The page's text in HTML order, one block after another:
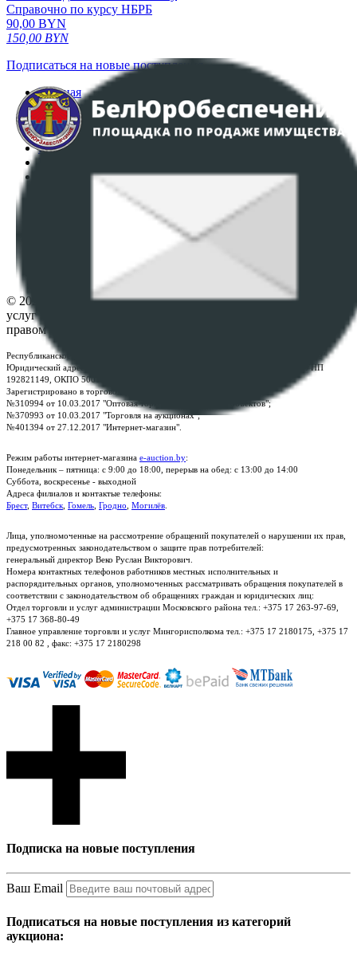
Справочно по курсу НБРБ
90,00 BYN
150,00 BYN
Подписаться на новые поступления
Главная
Аукционы
Интернет-магазин
Регламент организации и проведения торгов
Политика в отношении обработки персональных
ПОЛОЖЕНИЕ О ПОЛИТИКЕ ОБРАБОТКИ COOKIE-
Настройки cookie-файлов
© 2026 Республиканское унитарное предприятие по оказанию
услуг "БелЮрОбеспечение" - Все права защищены авторским
правом
Республиканское унитарное предприятие по оказанию услуг "БелЮрОбеспечение"
Юридический адрес: г. Минск, пр-т. Дзержинского, 1Б, e-mail:
, УНП
192821149, ОКПО 500111895000
Зарегистрировано в торговом реестре Республики Беларусь:
№310994 от 10.03.2017 "Оптовая торговля без торговых объектов";
№370993 от 10.03.2017 "Торговля на аукционах";
№401394 от 27.12.2017 "Интернет-магазин".
Режим работы интернет-магазина e-auction.by:
Понедельник – пятница: с 9:00 до 18:00, перерыв на обед: с 13:00 до 14:00
Суббота, воскресенье - выходной
Адреса филиалов и контактые телефоны:
Брест, Витебск Гомель Гродно Могилёв
Лица, уполномоченные на рассмотрение обращений покупателей о нарушении их прав,
предусмотренных законодательством о защите прав потребителей:
генеральный директор Веко Руслан Викторович.
Номера контактных телефонов работников местных исполнительных и
распорядительных органов, уполномоченных рассматривать обращения покупателей в
соответствии с законодательством об обращениях граждан и юридических лиц:
Отдел торговли и услуг администрации Московского района тел.: +375 17 263-97-69,
+375 17 368-80-49
Главное управление торговли и услуг Мингорисполкома тел.: +375 17 2180175, +375 17
218 00 82 , факс: +375 17 2180298
Подписка на новые поступления
Ваш Email
Подписаться на новые поступления из категорий
аукциона: